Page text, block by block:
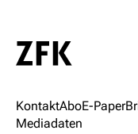
KontaktAboE-Paper
Mediadaten